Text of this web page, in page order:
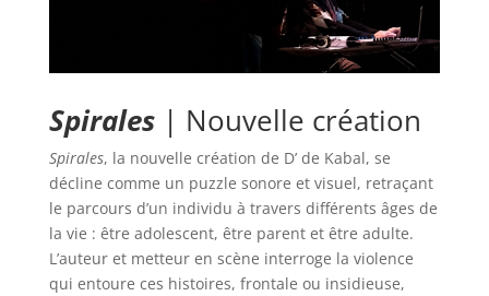
Spirales | Nouvelle création
Spirales, la nouvelle création de D’ de Kabal, se
décline comme un puzzle sonore et visuel, retraçant
le parcours d’un individu à travers différents âges de
la vie : être adolescent, être parent et être adulte.
L’auteur et metteur en scène interroge la violence
qui entoure ces histoires, frontale ou insidieuse,